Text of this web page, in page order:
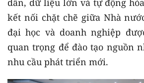
dẫn, dữ liệu lớn và tự động
kết nối chặt chẽ giữa Nhà
đại học và doanh nghiệp
quan trọng để đào tạo nguồn
nhu cầu phát triển mới.